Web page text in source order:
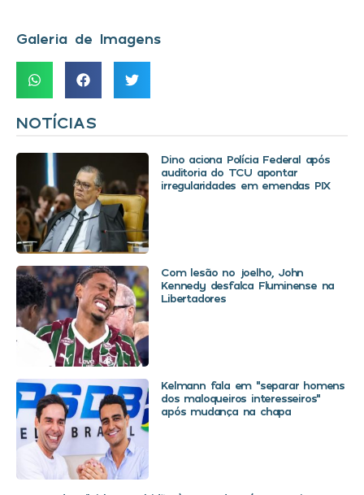
Galeria de Imagens
NOTÍCIAS
Dino aciona Polícia Federal após
auditoria do TCU apontar
irregularidades em emendas PIX
Com lesão no joelho, John
Kennedy desfalca Fluminense na
Libertadores
Kelmann fala em “separar homens
dos maloqueiros interesseiros”
após mudança na chapa